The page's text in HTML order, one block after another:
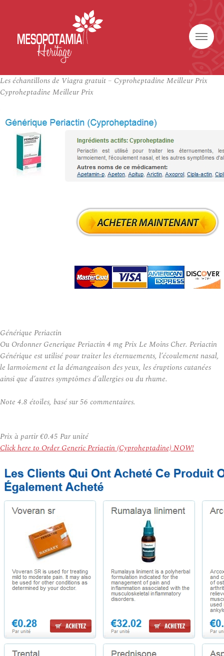
Les échantillons de Viagra gratuit – Cyproheptadine Meilleur Prix
Cyproheptadine Meilleur Prix
Générique Periactin
Ou Ordonner Generique Periactin 4 mg Prix Le Moins Cher. Periactin
Générique est utilisé pour traiter les éternuements, l’écoulement nasal,
le larmoiement et la démangeaison des yeux, les éruptions cutanées
ainsi que d’autres symptômes d’allergies ou du rhume.
Note 4.8 étoiles, basé sur56 commentaires.
Prix à partir€0.45 Par unité
Click here to Order Generic Periactin (Cyproheptadine) NOW!